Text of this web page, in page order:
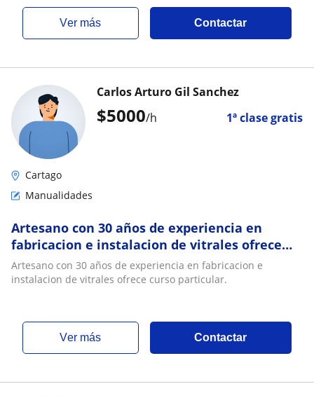
ver más Contactar
$5000/h 1ª clase gratis
Carlos Arturo Gil Sanchez
Cartago
Manualidades
Artesano con 30 años de experiencia en
fabricacion e instalacion de vitrales ofrece
curso particular
Artesano con 30 años de experiencia en fabricacion e
instalacion de vitrales ofrece curso particular.
ver más Contactar